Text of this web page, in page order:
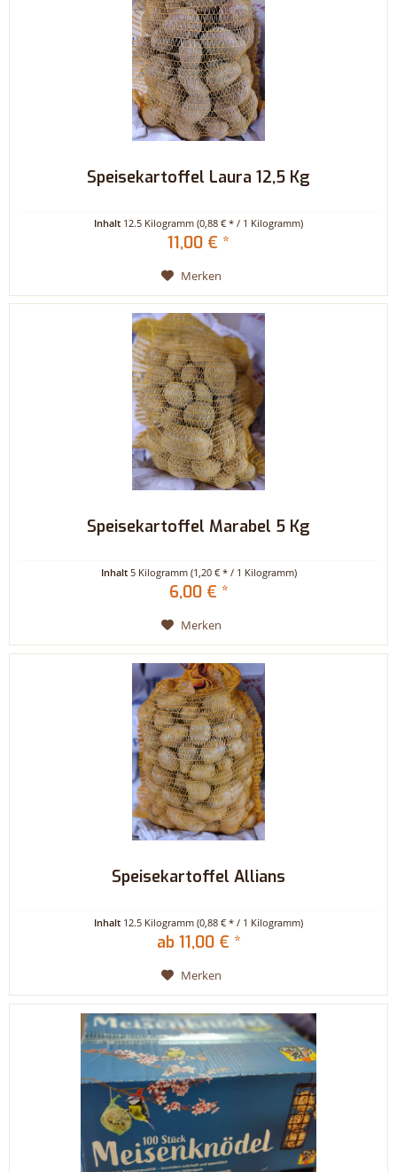
Speisekartoffel Laura 12,5 Kg
Inhalt 12.5 Kilogramm(0,88 € * / 1 Kilogramm)
11,00 € *
Merken
Speisekartoffel Marabel 5 Kg
Inhalt 5 Kilogramm (1,20 € * / 1 Kilogramm)
6,00 € *
Merken
Speisekartoffel Allians
Inhalt 12.5 Kilogramm(0,88 € * / 1 Kilogramm)
ab 11,00 € *
Merken